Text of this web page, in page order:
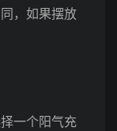
，如果摆放
一个阳气充